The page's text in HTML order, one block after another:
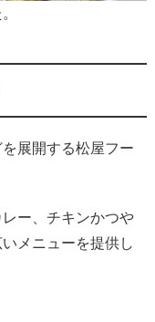
展開する松屋フー
ー、チキンかつや
メニューを提供し